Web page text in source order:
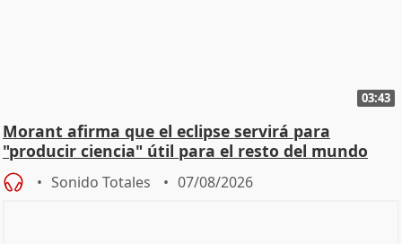
03:43
Morant afirma que el eclipse servirá para
"producir ciencia" útil para el resto del mundo
Sonido Totales 07/08/2026